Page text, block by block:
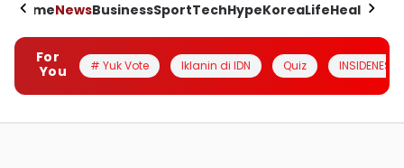
HomeNewsBusinessSportTechHypeKoreaLifeHealth
For
You
# Yuk Vote Iklanin di IDN Quiz INSIDENESIA